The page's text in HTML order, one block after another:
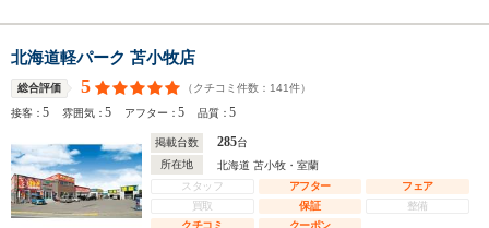
北海道軽パーク 苫小牧店
総合評価 5 （クチコミ件数： 141件）
接客：5 雰囲気：5 アフター：5 品質：5
掲載台数 285台
所在地
北海道 苫小牧・室蘭
スタッフ
アフター
フェア
買取
保証
整備
クチコミ
クーポン